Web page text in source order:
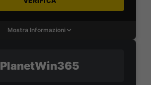
Mostra Informazioni
PlanetWin365